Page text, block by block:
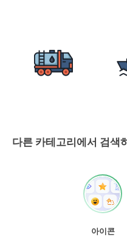
다른 카테고리에서 검색
아이콘